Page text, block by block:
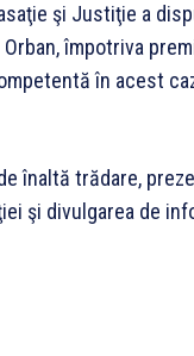
şi Justiţie a
împotriva
în acest
înaltă trădare,
şi divulgarea de